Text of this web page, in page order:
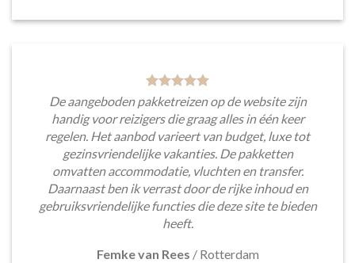
De aangeboden pakketreizen op de website zijn
handig voor reizigers die graag alles in één keer
regelen. Het aanbod varieert van budget, luxe tot
gezinsvriendelijke vakanties. De pakketten
omvatten accommodatie, vluchten en transfer.
Daarnaast ben ik verrast door de rijke inhoud en
gebruiksvriendelijke functies die deze site te bieden
heeft.
Femke van Rees / Rotterdam